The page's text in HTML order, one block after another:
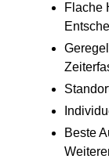
Flache
Beste